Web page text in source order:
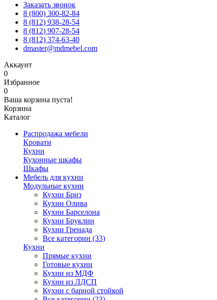
Заказать звонок
8 (800) 300-82-84
8 (812) 938-28-54
8 (812) 907-28-54
8 (812) 374-63-40
dmaster@mdmebel.com
Аккаунт
0
Избранное
0
Ваша корзина пуста!
Корзина
Каталог
Распродажа мебели
Кровати
Кухни
Кухонные шкафы
Шкафы
Мебель для кухни
Модульные кухни
Кухни Бриз
Кухни Олива
Кухни Барселона
Кухни Бруклин
Кухни Гренада
Все категории (33)
Кухни
Прямые кухни
Готовые кухни
Кухни из МДФ
Кухни из ЛДСП
Кухни с барной стойкой